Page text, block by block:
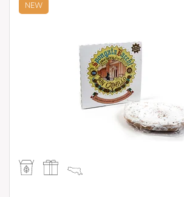
NEW